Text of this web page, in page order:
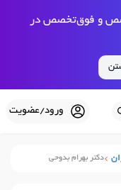
و فوق‌تخصص در
ورود/عضویت
دکتر بهرام بدوحی